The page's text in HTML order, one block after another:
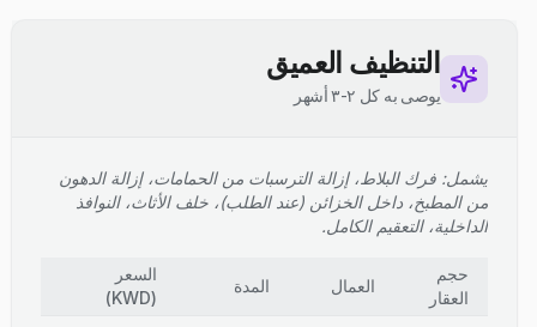
التنظيف العميق
يوصى به كل ٢-٣ أشهر
يشمل: فرك البلاط، إزالة الترسبات من الحمامات، إزالة الدهون
من المطبخ، داخل الخزائن (عند الطلب)، خلف الأثاث، النوافذ
الداخلية، التعقيم الكامل.
حجم
العقار
العمال المدة
السعر
(
KWD
)